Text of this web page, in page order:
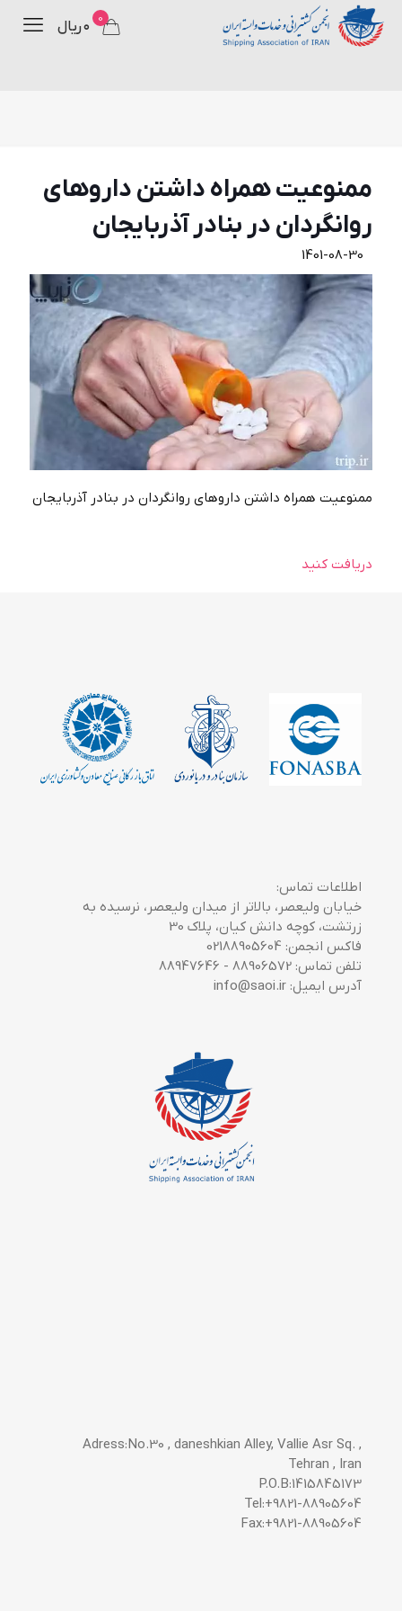
0 ۰ ریال
ممنوعيت همراه داشتن داروهای
روانگردان در بنادر آذربايجان
1401-08-30
ممنوعيت همراه داشتن داروهای روانگردان در بنادر آذربايجان
دریافت کنید
اطلاعات تماس:
خیابان ولیعصر، بالاتر از میدان ولیعصر، نرسیده به
زرتشت، کوچه دانش کیان، پلاک 30
فاکس انجمن: 02188905604
تلفن تماس: 88906572 - 88947646
آدرس ایمیل: info@saoi.ir
Adress:No.30 , daneshkian Alley, Vallie Asr Sq. ,
Tehran , Iran
P.O.B:1415845173
Tel:+9821-88905604
Fax:+9821-88905604